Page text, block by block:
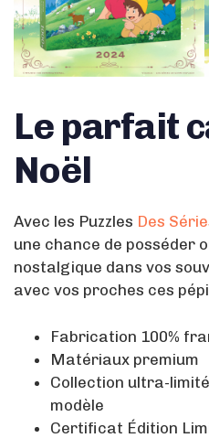
Le parfait
Noël
Avec les Puzzles Des
une chance de posséder
nostalgique dans vos
avec vos proches ces
Fabrication 100%
Matériaux premium
Collection ultra-
modèle
Certificat Édition